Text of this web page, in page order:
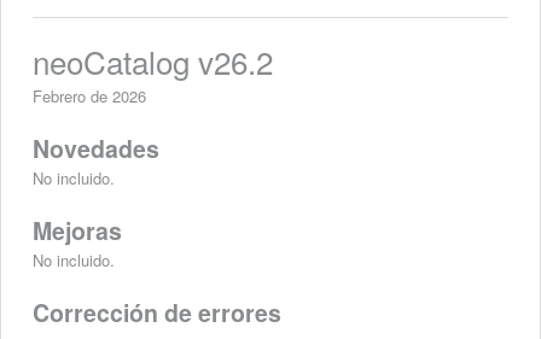
neoCatalog v26.2
Febrero de 2026
Novedades
No incluido.
Mejoras
No incluido.
Corrección de errores